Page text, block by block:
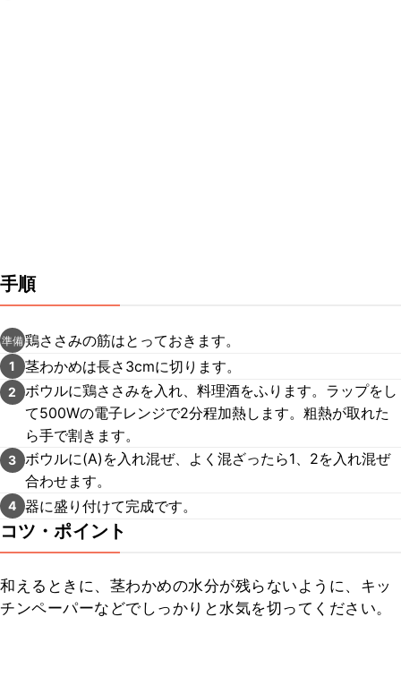
手順
準備鶏ささみの筋はとっておきます。
1 茎わかめは長さ3cmに切ります。
2
ボウルに鶏ささみを入れ、料理酒をふります。ラップをし
て500Wの電子レンジで2分程加熱します。粗熱が取れた
ら手で割きます。
3 ボウルに(A)を入れ混ぜ、よく混ざったら1、2を入れ混ぜ
合わせます。
4 器に盛り付けて完成です。
コツ・ポイント
和えるときに、茎わかめの水分が残らないように、キッ
チンペーパーなどでしっかりと水気を切ってください。